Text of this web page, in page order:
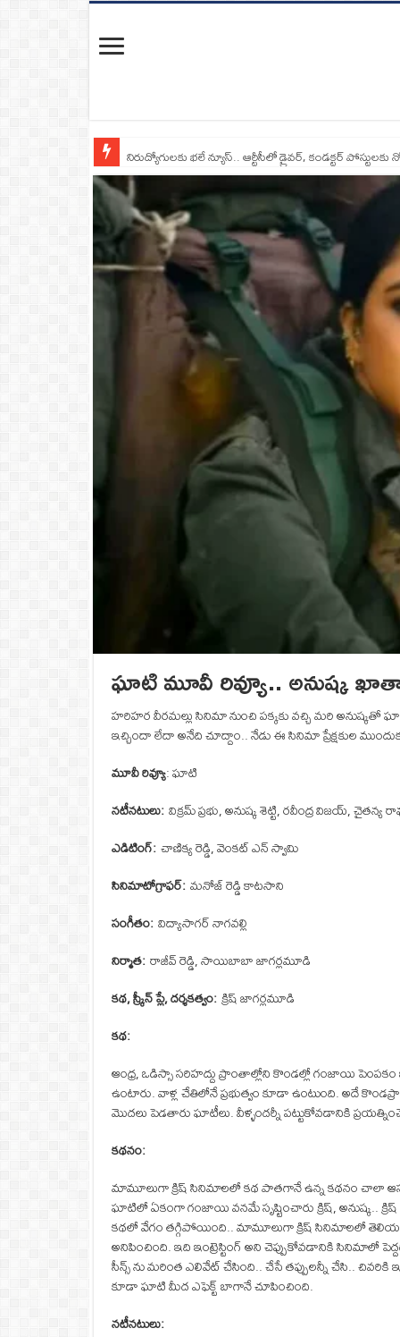
నిరుద్యోగులకు భలే న్యూస్.. ఆర్టీసీలో డ్రైవర్, కండక్టర్‌
ఘాటి మూవీ రివ్యూ.. అనుష్క
హరిహర వీరమల్లు సినిమా నుంచి పక్కకు వచ్చి మరి అనుష్కతో
ఇచ్చిందా లేదా అనేది చూద్దాం.. నేడు ఈ సినిమా ప్రేక్షకుల
మూవీ రివ్యూ: ఘాటి
నటీనటులు:విక్రమ్ ప్రభు, అనుష్క శెట్టి, రవీంద్ర విజయ్, చైతన్య
ఎడిటింగ్:చాణిక్య రెడ్డి, వెంకట్ ఎన్ స్వామి
సినిమాటోగ్రాఫర్:మనోజ్ రెడ్డి కాటసాని
సంగీతం:విద్యాసాగర్ నాగవల్లి
నిర్మాత:రాజీవ్ రెడ్డి, సాయిబాబా జాగర్లమూడి
కథ, స్క్రీన్ ప్లే, దర్శకత్వం:క్రిష్ జాగర్లమూడి
కథ:
ఆంధ్ర, ఒడిస్సా సరిహద్దు ప్రాంతాల్లోని కొండల్లో గంజాయి
ఉంటారు. వాళ్ల చేతిలోనే ప్రభుత్వం కూడా ఉంటుంది. అదే
మొదలు పెడతారు ఘాటీలు. వీళ్ళందర్నీ పట్టుకోవడానికి
కథనం:
మామూలుగా క్రిష్ సినిమాలలో కథ పాతగానే ఉన్న కథనం చాలా
ఘాటిలో ఏకంగా గంజాయి వనమే సృష్టించారు క్రిష్, అనుష్క.. క్రిష్
కథలో వేగం తగ్గిపోయింది.. మామూలుగా క్రిష్ సినిమాలలో
అనిపించింది. ఇది ఇంట్రెస్టింగ్ అని చెప్పుకోవడానికి సినిమాలో
సీన్స్ ను మరింత ఎలివేట్ చేసింది.. చేసే తప్పులన్నీ చేసి.. చివరికి
కూడా ఘాటి మీద ఎఫెక్ట్ బాగానే చూపించింది.
నటీనటులు: